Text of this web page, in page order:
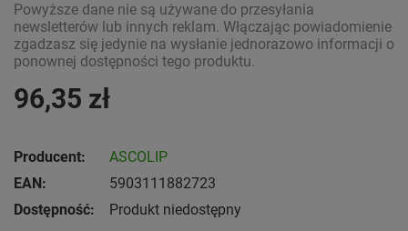
Dostępność: Produkt niedostępny
96,35 zł
Powyższe dane nie są używane do przesyłania
newsletterów lub innych reklam. Włączając powiadomienie
zgadzasz się jedynie na wysłanie jednorazowo informacji o
ponownej dostępności tego produktu.
Producent:
ASCOLIP
EAN:
5903111882723